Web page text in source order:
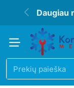
Daugiau
Prekių
paieška